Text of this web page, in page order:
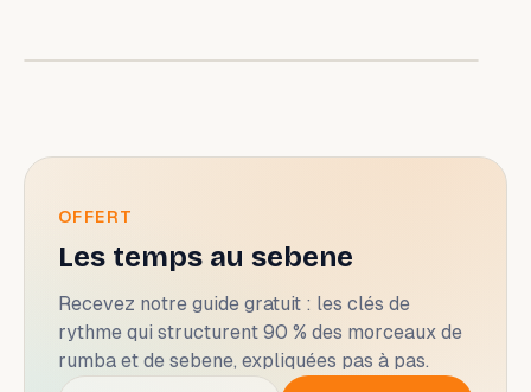
OFFERT
Les temps au sebene
Recevez notre guide gratuit : les clés de
rythme qui structurent 90 % des morceaux de
rumba et de sebene, expliquées pas à pas.